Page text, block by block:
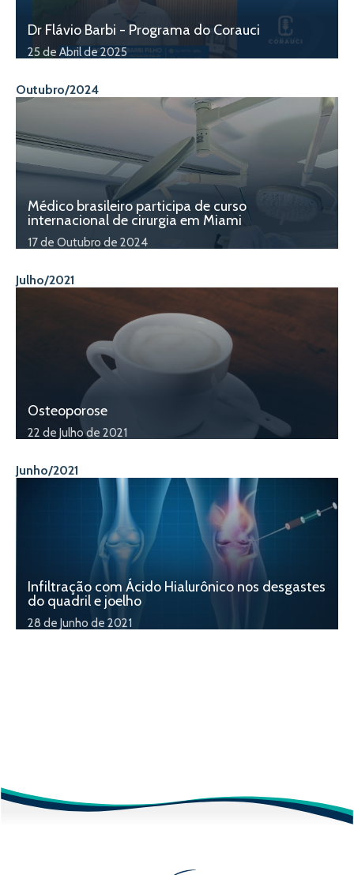
Dr Flávio Barbi - Programa do Corauci
25 de Abril de 2025
Outubro/2024
Médico brasileiro participa de curso
internacional de cirurgia em Miami
17 de Outubro de 2024
Julho/2021
Osteoporose
22 de Julho de 2021
Junho/2021
Infiltração com Ácido Hialurônico nos desgastes
do quadril e joelho
28 de Junho de 2021